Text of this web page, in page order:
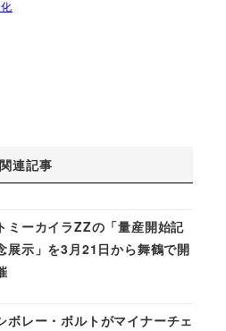
関連記事
トミーカイラZZの「量産開始記
展示」を3月21日から舞鶴で開
ボレー・ボルトがマイナーチェ